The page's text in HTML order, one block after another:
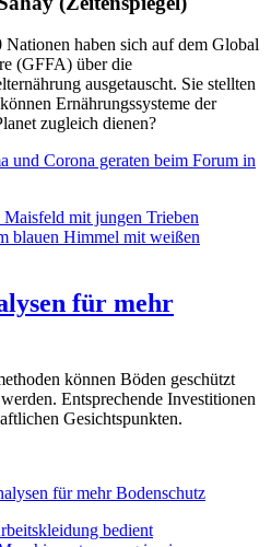
haben sich auf dem Global
(GFFA) über die
ausgetauscht. Sie stellten
Ernährungssysteme der
zugleich dienen?
und Corona geraten beim Forum in
für mehr
können Böden geschützt
Entsprechende Investitionen
Gesichtspunkten.
für mehr Bodenschutz